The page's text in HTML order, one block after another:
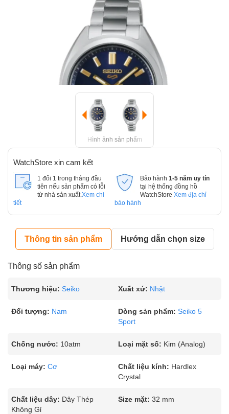
Hình ảnh sản phẩm
WatchStore xin cam kết
1 đổi 1 trong tháng đầu
tiên nếu sản phẩm có lỗi
từ nhà sản xuất. Xem chi
tiết
Bảo hành 1-5 năm uy tín
tại hệ thống đồng hồ
WatchStore Xem địa chỉ
bảo hành
Thông tin sản phẩm Hướng dẫn chọn size
Thông số sản phẩm
Thương hiệu: Seiko Xuất xứ: Nhật
Đối tượng: Nam Dòng sản phẩm: Seiko 5
Sport
Chống nước: 10atm Loại mặt số: Kim (Analog)
Loại máy: Cơ Chất liệu kính: Hardlex
Crystal
Chất liệu dây: Dây Thép
Không Gỉ
Size mặt: 32 mm